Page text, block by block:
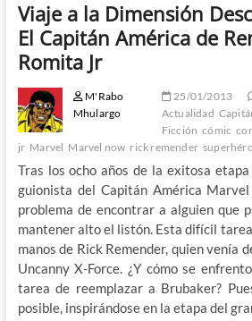
Viaje a la Dimensión
El Capitán América de
Romita Jr
M'Rabo
Mhulargo
25/01/2013
Actualidad
Ficción cómic
jr Marvel Marvel now rick remender
Tras los ocho años de la exitosa
guionista del Capitán América
problema de encontrar a alguien que
mantener alto el listón. Esta difícil
manos de Rick Remender, quien venía
Uncanny X-Force. ¿Y cómo se
tarea de reemplazar a Brubaker?
posible, inspirándose en la etapa del